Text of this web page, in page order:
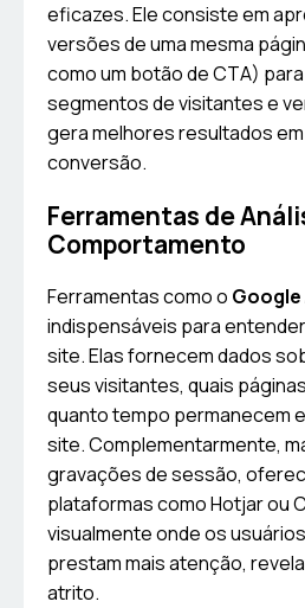
eficazes. Ele consiste em
versões de uma mesma
como um botão de CTA)
segmentos de visitantes e
gera melhores resultados
conversão.
Ferramentas de
Comportamento
Ferramentas como o
indispensáveis para
site. Elas fornecem dados
seus visitantes, quais
quanto tempo permanecem
site. Complementarmente,
gravações de sessão,
plataformas como Hotjar ou
visualmente onde os
prestam mais atenção,
atrito.